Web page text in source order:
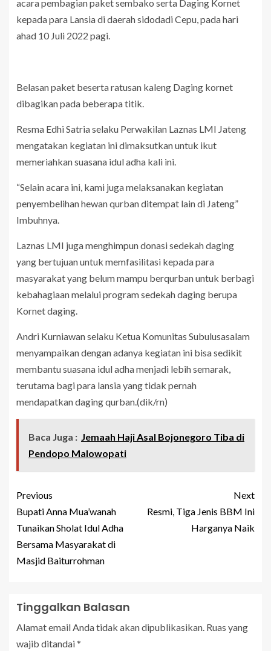
acara pembagian paket sembako serta Daging Kornet
kepada para Lansia di daerah sidodadi Cepu, pada hari
ahad 10 Juli 2022 pagi.
Belasan paket beserta ratusan kaleng Daging kornet
dibagikan pada beberapa titik.
Resma Edhi Satria selaku Perwakilan Laznas LMI Jateng
mengatakan kegiatan ini dimaksutkan untuk ikut
memeriahkan suasana idul adha kali ini.
“Selain acara ini, kami juga melaksanakan kegiatan
penyembelihan hewan qurban ditempat lain di Jateng”
Imbuhnya.
Laznas LMI juga menghimpun donasi sedekah daging
yang bertujuan untuk memfasilitasi kepada para
masyarakat yang belum mampu berqurban untuk berbagi
kebahagiaan melalui program sedekah daging berupa
Kornet daging.
Andri Kurniawan selaku Ketua Komunitas Subulusasalam
menyampaikan dengan adanya kegiatan ini bisa sedikit
membantu suasana idul adha menjadi lebih semarak,
terutama bagi para lansia yang tidak pernah
mendapatkan daging qurban.(dik/rn)
Baca Juga : Jemaah Haji Asal Bojonegoro Tiba di
Pendopo Malowopati
Previous
Bupati Anna Mua’wanah
Tunaikan Sholat Idul Adha
Bersama Masyarakat di
Masjid Baiturrohman
Next
Resmi, Tiga Jenis BBM Ini
Harganya Naik
Tinggalkan Balasan
Alamat email Anda tidak akan dipublikasikan. Ruas yang
wajib ditandai*